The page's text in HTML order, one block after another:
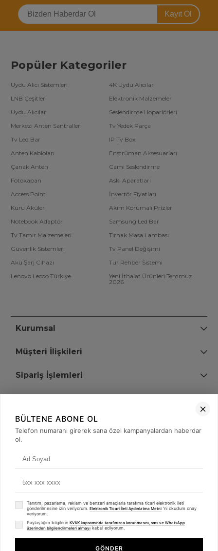
Kayıt Ol
Popüler Kategoriler
Uydu Alıcı Sistemleri
4K Uydu Alıcılar
LNB Çeşitleri
Elektronik Malzemeler
Uydu Alıcılar
Seslendirme Hoparlörleri
Merkezi Anten Santralleri
Tv Yedek Parça
Tv Led Bar
IP Tv Box
Anten Kabloları
Enstrüman Aksesuarları
Çanak Anten
Cami Seslendirme
Fotokapan
Askı Aparatları
Access Point
İnvertör Fiyatları
Kuru Aküler
Akım Korumalı Prizler
Notebook Adaptör
Samsung Led Bar
Tv Tamir Malzemeleri
Tırnak Masa Lambası
Güvenlik Sistemleri
Tv Panel Değişimi
Akü Şarj Cihazı
Tur Rehber Sistemi
Lenovo Lecoo Türkiye
Yeni İthalat Ürünleri Temmuz
2026
Kurumsal
Müşteri İlişkileri
Sipariş İşlemleri
+90 (850) 473 08 08
© 2008 - 2026merterelektronik.com
- Tüm Hakları Saklıdır. Kredi kartı bilgileriniz 256bit SSL sertifikası ile
Whatsapp
BÜLTENE ABONE OL
Telefon numaranı girerek sana özel kampanyalardan haberdar
ol.
Tanıtım, pazarlama, reklam ve benzeri amaçlarla tarafıma ticari elektronik ileti
gönderilmesine izin veriyorum. Elektronik Ticari İleti Aydınlatma Metni 'ni okudum onay
veriyorum.
Paylaştığım bilgilerin KVKK kapsamında tarafınızca korunmasını, sms ve WhatsApp
üzerinden bilgilendirmeleri almayı kabul ediyorum.
GÖNDER